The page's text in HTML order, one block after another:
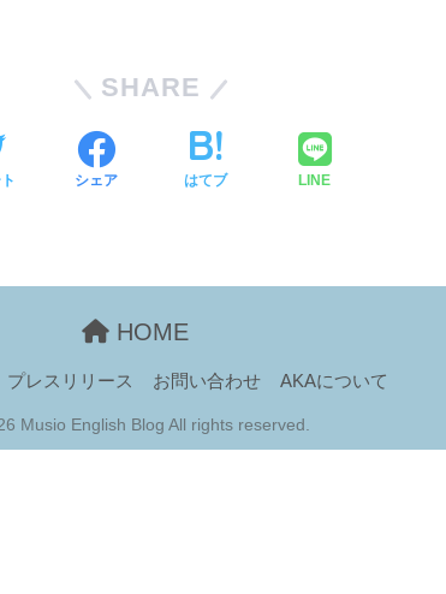
SHARE
シェア はてブ LINE
HOME
プレスリリース お問い合わせ AKAについて
Musio English Blog All rights reserved.